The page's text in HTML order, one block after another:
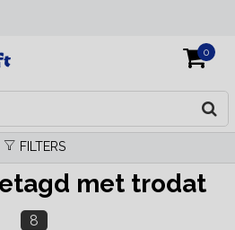
0
FILTERS
met trodat
8